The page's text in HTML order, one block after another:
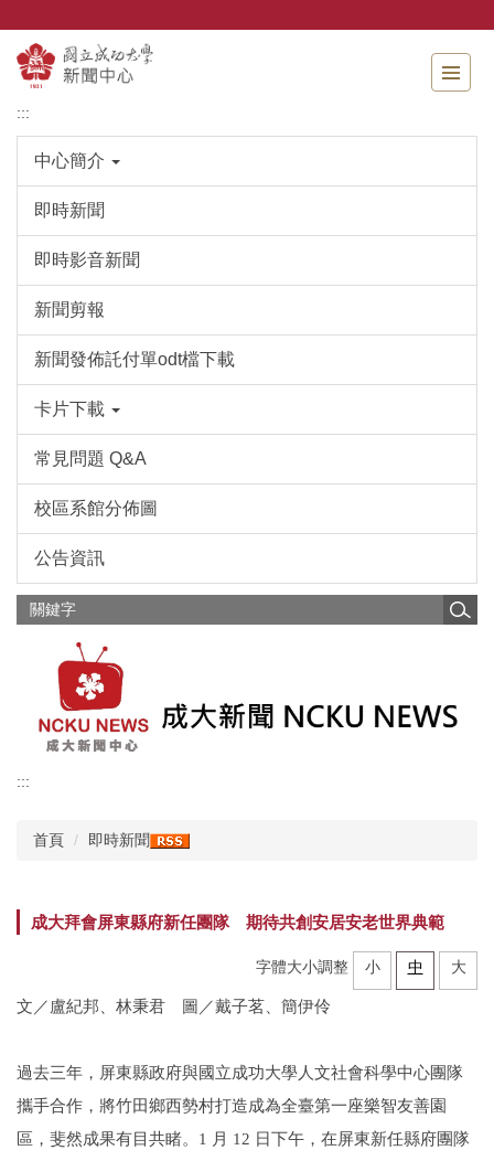
主
要
內
:::
中心簡介
即時新聞
即時影音新聞
新聞剪報
新聞發佈託付單odt檔下載
卡片下載
常見問題 Q&A
校區系館分佈圖
公告資訊
:::
首頁 即時新聞
成大拜會屏東縣府新任團隊 期待共創安居安老世界典範
字體大小調整 小 中 大
文／盧紀邦、林秉君 圖／戴子茗、簡伊伶
過去三年，屏東縣政府與國立成功大學人文社會科學中心團隊
攜手合作，將竹田鄉西勢村打造成為全臺第一座樂智友善園
區，斐然成果有目共睹。1 月 12 日下午，在屏東新任縣府團隊